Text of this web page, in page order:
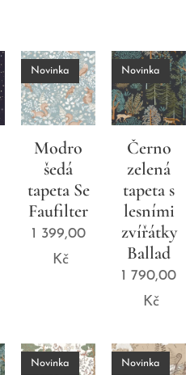
Modro
šedá
tapeta Se
Faufilter
Novinka
1 399,00
Kč
Černo
zelená
tapeta s
lesními
zvířátky
Ballad
Novinka
1 790,00
Kč
Novinka Novinka